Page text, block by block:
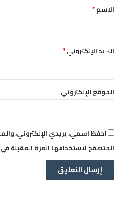
*الاسم*
البريد الإلكتروني*
الموقع الإلكتروني
احفظ اسمي، بريدي الإلكتروني،
المتصفح لاستخدامها المرة المقبلة